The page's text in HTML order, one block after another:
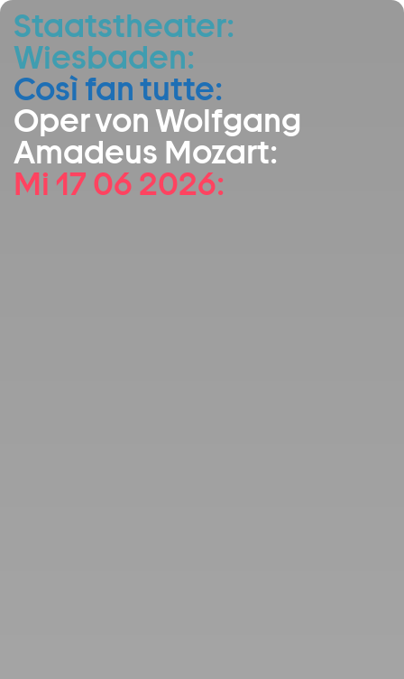
Zum Hauptinhalt springen
Zum Footer springen
Staatstheater:
Wiesbaden:
Così fan tutte:
Oper von Wolfgang
Amadeus Mozart:
Mi 17 06 2026: